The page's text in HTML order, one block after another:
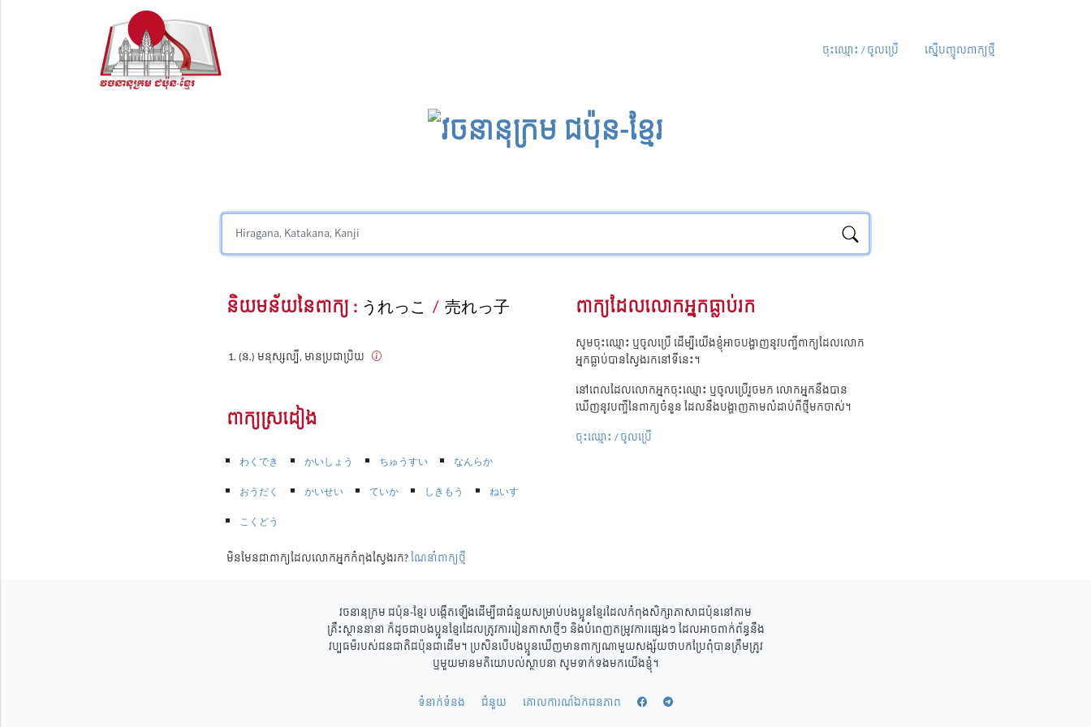
ចុះឈ្មោះ / ចូលប្រើ ស្នើបញ្ចូលពាក្យថ្មី
និយមន័យនៃពាក្យ : うれっこ / 売れっ子
(ន.) មនុស្សល្បី, មានប្រជាប្រិយ
ពាក្យស្រដៀង
わくでき かいしょう ちゅうすい
なんらか
おうだく
かいせい ていか しきもう
ねいす
こくどう
មិនមែនជាពាក្យដែលលោកអ្នកកំពុងស្វែងរក?ណែនាំពាក្យថ្មី
ពាក្យដែលលោកអ្នកធ្លាប់រក
សូមចុះឈ្មោះ ឬចូលប្រើ ដើម្បីយើងខ្ញុំអាចបង្ហាញនូវបញ្ជីពាក្យដែលលោក
អ្នកធ្លាប់បានស្វែងរកនៅទីនេះ។
នៅពេលដែលលោកអ្នកចុះឈ្មោះ ឬចូលប្រើរួចមក លោកអ្នកនឹងបាន
ឃើញនូវបញ្ជីនៃពាក្យចំនួន ដែលនឹងបង្ហាញតាមលំដាប់ពីថ្មីមកចាស់។
ចុះឈ្មោះ / ចូលប្រើ
វចនានុក្រម ជប៉ុន-ខ្មែរ បង្កើតឡើងដើម្បីជាជំនួយសម្រាប់បងប្អូនខ្មែរដែលកំពុងសិក្សាភាសាជប៉ុននៅតាម
គ្រឹះស្ថាននានា ក៏ដូចជាបងប្អូនខ្មែរដែលត្រូវការរៀនភាសាថ្មីៗ និងបំពេញតម្រូវការផ្សេងៗ ដែលអាចពាក់ព័ន្ធនឹង
វប្បធម៌របស់ជនជាតិជប៉ុនជាដើម។ ប្រសិនបើបងប្អូនឃើញមានពាក្យណាមួយសង្ស័យថាបកប្រែពុំបានត្រឹមត្រូវ
ឬមួយមានមតិយោបល់ស្ថាបនា សូមទាក់ទងមកយើងខ្ញុំ។
ទំនាក់ទំនង ជំនួយ គោលការណ៍ឯកជនភាព